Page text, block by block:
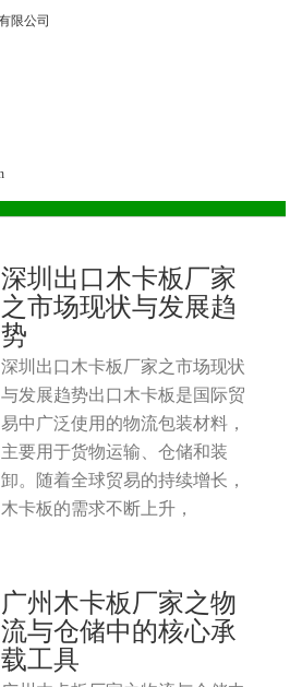
限公司
深圳出口木卡板厂家
之市场现状与发展趋
势
深圳出口木卡板厂家之市场现状
与发展趋势出口木卡板是国际贸
易中广泛使用的物流包装材料，
主要用于货物运输、仓储和装
卸。随着全球贸易的持续增长，
木卡板的需求不断上升，
广州木卡板厂家之物
流与仓储中的核心承
载工具